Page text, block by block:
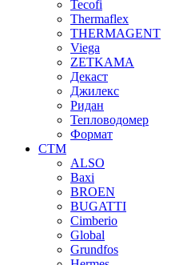
Tecofi
Thermaflex
THERMAGENT
Viega
ZETKAMA
Декаст
Джилекс
Ридан
Тепловодомер
Формат
СТМ
ALSO
Baxi
BROEN
BUGATTI
Cimberio
Global
Grundfos